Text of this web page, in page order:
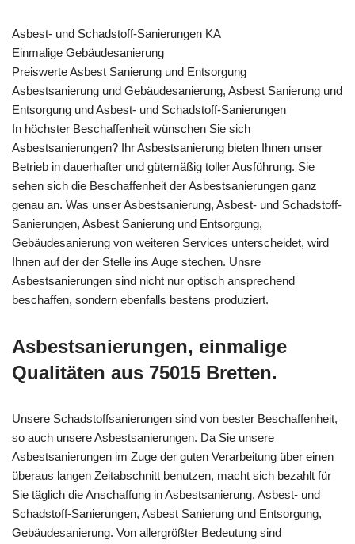
Asbest- und Schadstoff-Sanierungen KA
Einmalige Gebäudesanierung
Preiswerte Asbest Sanierung und Entsorgung
Asbestsanierung und Gebäudesanierung, Asbest Sanierung und
Entsorgung und Asbest- und Schadstoff-Sanierungen
In höchster Beschaffenheit wünschen Sie sich
Asbestsanierungen? Ihr Asbestsanierung bieten Ihnen unser
Betrieb in dauerhafter und gütemäßig toller Ausführung. Sie
sehen sich die Beschaffenheit der Asbestsanierungen ganz
genau an. Was unser Asbestsanierung, Asbest- und Schadstoff-
Sanierungen, Asbest Sanierung und Entsorgung,
Gebäudesanierung von weiteren Services unterscheidet, wird
Ihnen auf der der Stelle ins Auge stechen. Unsre
Asbestsanierungen sind nicht nur optisch ansprechend
beschaffen, sondern ebenfalls bestens produziert.
Asbestsanierungen, einmalige
Qualitäten aus 75015 Bretten.
Unsere Schadstoffsanierungen sind von bester Beschaffenheit,
so auch unsere Asbestsanierungen. Da Sie unsere
Asbestsanierungen im Zuge der guten Verarbeitung über einen
überaus langen Zeitabschnitt benutzen, macht sich bezahlt für
Sie täglich die Anschaffung in Asbestsanierung, Asbest- und
Schadstoff-Sanierungen, Asbest Sanierung und Entsorgung,
Gebäudesanierung. Von allergrößter Bedeutung sind